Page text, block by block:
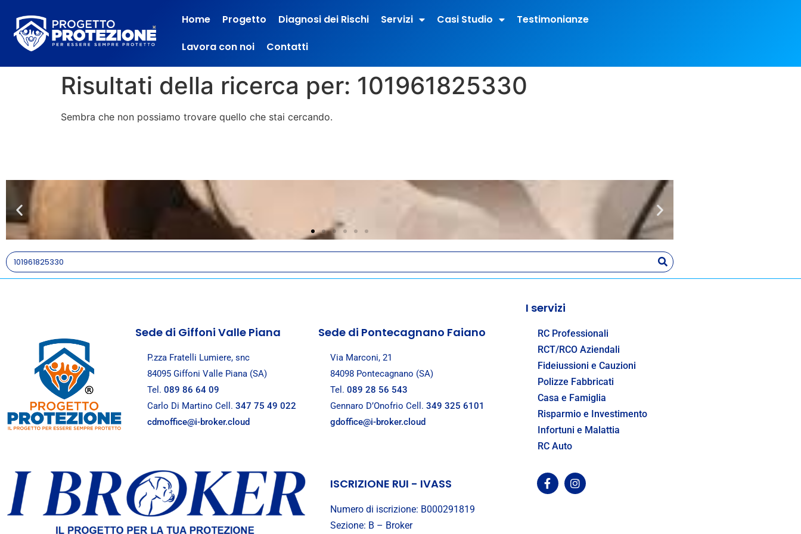
Home Progetto Diagnosi dei Rischi Servizi Casi Studio
Testimonianze
Lavora con noi
Contatti
Risultati della ricerca per: 101961825330
Sembra che non possiamo trovare quello che stai cercando.
ARTICOLI
Chi paga? Leggi l'articolo
Sede di Giffoni Valle Piana
P.zza Fratelli Lumiere, snc
84095 Giffoni Valle Piana (SA)
Tel. 089 86 64 09
Carlo Di Martino Cell. 347 75 49 022
cdmoffice@i-broker.cloud
Sede di Pontecagnano Faiano
Via Marconi, 21
84098 Pontecagnano (SA)
Tel.089 28 56 543
Gennaro D’Onofrio Cell.349 325 6101
gdoffice@i-broker.cloud
I servizi
RC Professionali
RCT/RCO Aziendali
Fideiussioni e Cauzioni
Polizze Fabbricati
Casa e Famiglia
Risparmio e Investimento
Infortuni e Malattia
RC Auto
ISCRIZIONE RUI - IVASS
Numero di iscrizione: B000291819
Sezione: B – Broker